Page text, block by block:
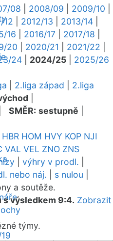
08 2008/09 2009/10
12 2012/13 2013/14
16 2016/17 2017/18
20 2020/21 2021/22
24 2024/25
2025/26
2.liga západ
2.liga
SMĚR: sestupně
HBR HOM HVY KOP NJI
VAL VEL ZNO ZNS
výhry v prodl.
nebo náj. s nulou
a soutěže.
s výsledkem 9:4. Zobrazit
týmy.